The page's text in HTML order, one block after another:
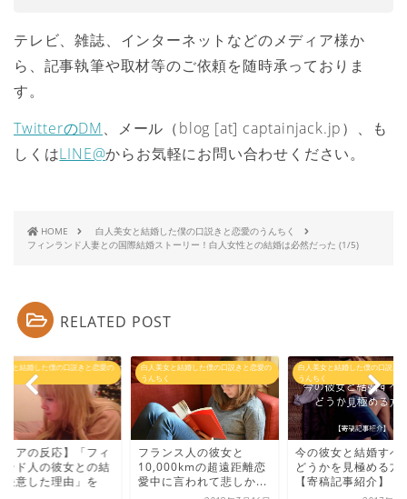
テレビ、雑誌、インターネットなどのメディア様か
ら、記事執筆や取材等のご依頼を随時承っておりま
す。
TwitterのDM、メール（blog [at] captainjack.jp）、も
しくはLINE@からお気軽にお問い合わせください。
HOME
白人美女と結婚した僕の口説きと恋愛のうんちく
フィンランド人妻との国際結婚ストーリー！白人女性との結婚は必然だった (1/5)
RELATED POST
女と結婚した僕の口説きと恋愛の
リアの反応】「フィ
ンド人の彼女との結
決意した理由」を
白人美女と結婚した僕の口説きと恋愛の
うんちく
フランス人の彼女と
10,000kmの超遠距離恋
愛中に言われて悲しか...
白人美女と結婚した僕の口説き
うんちく
今の彼女と結婚すべ
どうかを見極める方
【寄稿記事紹介】